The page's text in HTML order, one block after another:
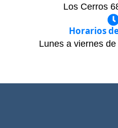
Los Cerros
Horarios
Lunes a viernes